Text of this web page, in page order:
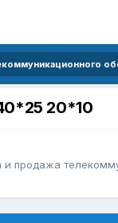
20*10
и продажа